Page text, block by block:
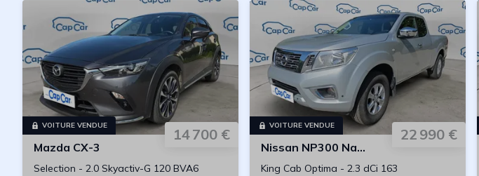
VOITURE VENDUE
14 700 €
Mazda CX-3
Selection - 2.0 Skyactiv-G 120 BVA6
VOITURE VENDUE
22 990 €
Nissan NP300 Navara
King Cab Optima - 2.3 dCi 163